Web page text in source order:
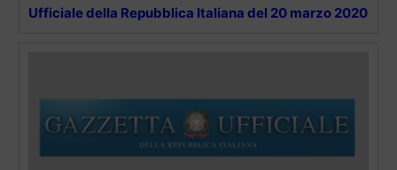
Ufficiale della Repubblica Italiana del 20 marzo 2020